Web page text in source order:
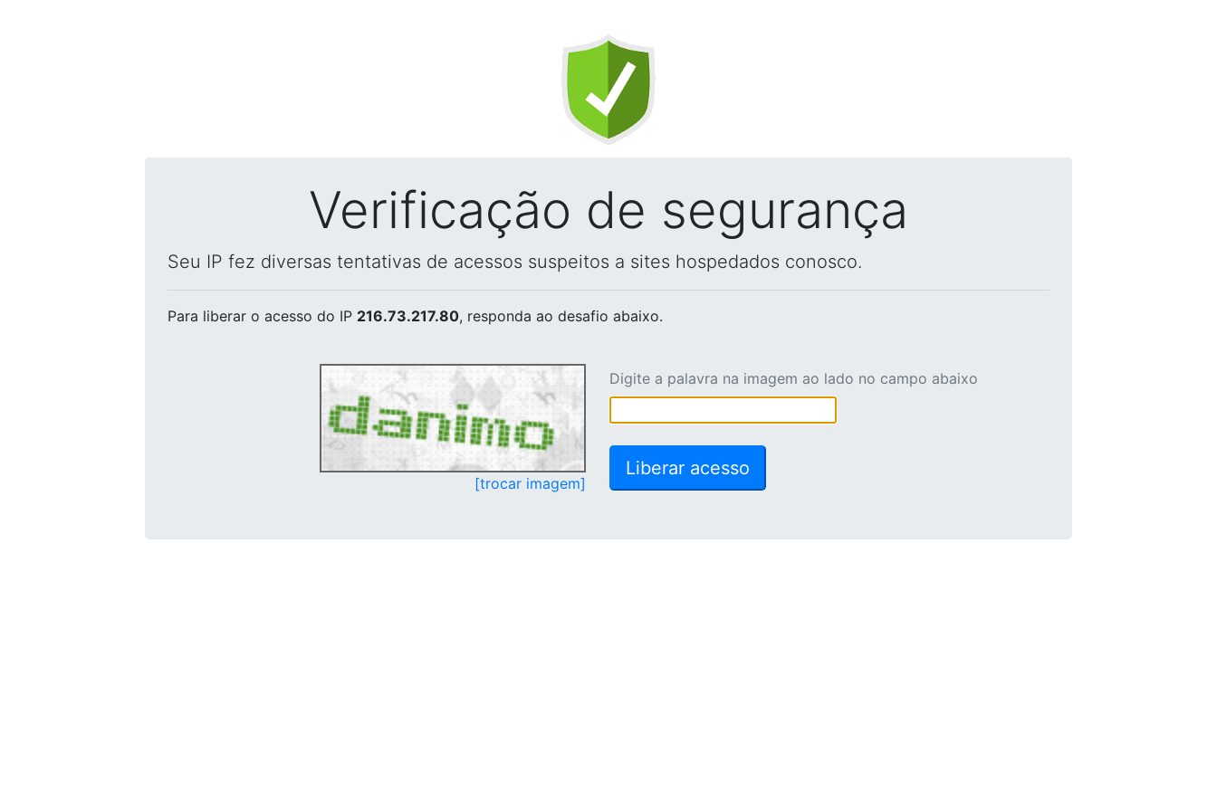
Verificação de segurança
Seu IP fez diversas tentativas de acessos suspeitos a sites hospedados conosco.
Para liberar o acesso do IP 216.73.217.80, responda ao desafio abaixo.
[trocar imagem]
Digite a palavra na imagem ao lado no campo abaixo